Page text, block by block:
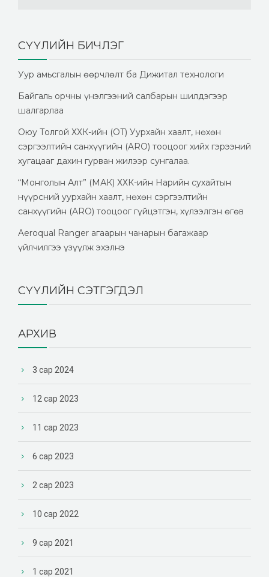
СҮҮЛИЙН БИЧЛЭГ
Уур амьсгалын өөрчлөлт ба Дижитал технологи
Байгаль орчны үнэлгээний салбарын шилдэгээр
шалгарлаа
Оюу Толгой ХХК-ийн (OT) Уурхайн хаалт, нөхөн
сэргээлтийн санхүүгийн (ARO) тооцоог хийх гэрээний
хугацааг дахин гурван жилээр сунгалаа.
“Монголын Алт” (МАК) ХХК-ийн Нарийн сухайтын
нүүрсний уурхайн хаалт, нөхөн сэргээлтийн
санхүүгийн (ARO) тооцоог гүйцэтгэн, хүлээлгэн өгөв
Aeroqual Ranger агаарын чанарын багажаар
үйлчилгээ үзүүлж эхэлнэ
СҮҮЛИЙН СЭТГЭГДЭЛ
АРХИВ
3 сар 2024
12 сар 2023
11 сар 2023
6 сар 2023
2 сар 2023
10 сар 2022
9 сар 2021
1 сар 2021